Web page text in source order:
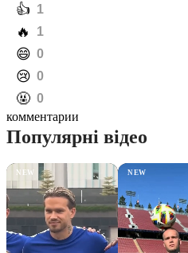
️👍 1
️🔥 1
️😄 0
️😢 0
️🤬 0
комментарии